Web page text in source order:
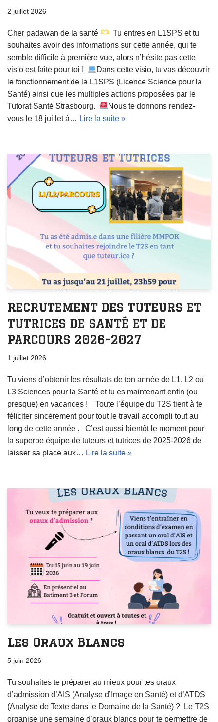
2 juillet 2026
Cher padawan de la santé
Tu entres en L1SPS et tu
souhaites avoir des informations sur cette année, qui te
semble difficile à première vue, alors n’hésite pas cette
visio est faite pour toi !
Dans cette visio, tu vas découvrir
le fonctionnement de la L1SPS (Licence Science pour la
Santé) ainsi que les multiples actions proposées par le
Tutorat Santé Strasbourg.
Nous te donnons rendez-
vous le 18 juillet à… Lire la suite »
RECRUTEMENT DES TUTEURS ET
TUTRICES DE SANTÉ ET DE
PARCOURS 2026-2027
1 juillet 2026
Tu viens d’obtenir les résultats de ton année de L1, L2 ou
L3 Sciences pour la Santé et tu es maintenant enfin (ou
presque) en vacances ! Toute l’équipe du T2S tient à te
féliciter sincèrement pour tout le travail accompli tout au
long de cette année . C’est aussi bientôt le moment pour
la superbe équipe de tuteurs et tutrices de 2025-2026 de
laisser sa place aux… Lire la suite »
Les Oraux Blancs
5 juin 2026
Tu souhaites te préparer au mieux pour tes oraux
d’admission d’AIS (Analyse d’Image en Santé) et d’ATDS
(Analyse de Texte dans le Domaine de la Santé) ? Le T2S
organise une semaine d’oraux blancs pour te permettre de